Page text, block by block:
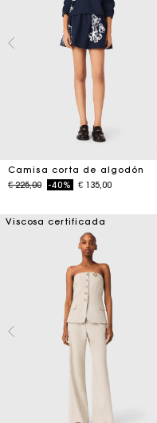
Camisa corta de algodón
Price reduced from
€ 225,00to-40% € 135,00
Viscosa certificada